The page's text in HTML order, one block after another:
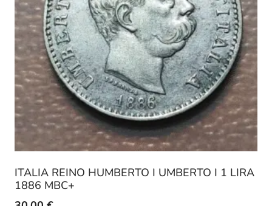
ITALIA REINO HUMBERTO I UMBERTO I 1 LIRA
1886 MBC+